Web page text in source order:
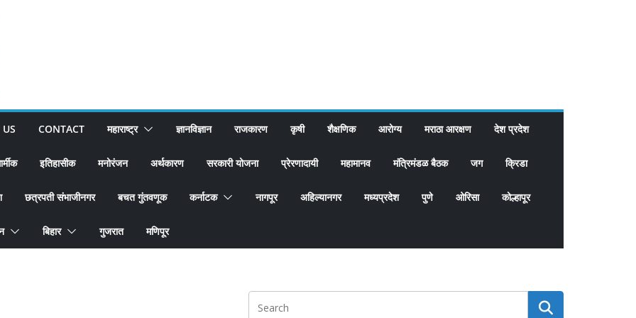
CONTACT महाराष्ट्र ज्ञानविज्ञान राजकारण कृषी शैक्षणिक आरोग्य मराठा आरक्षण देश प्रदेश
इतिहासीक मनोरंजन अर्थकारण सरकारी योजना प्रेरणादायी महामानव मंत्रिमंडळ बैठक जग क्रिडा
छत्रपती संभाजीनगर बचत गुंतवणूक कर्नाटक नागपूर अहिल्यानगर मध्यप्रदेश पुणे ओरिसा कोल्हापूर
बिहार गुजरात मणिपूर